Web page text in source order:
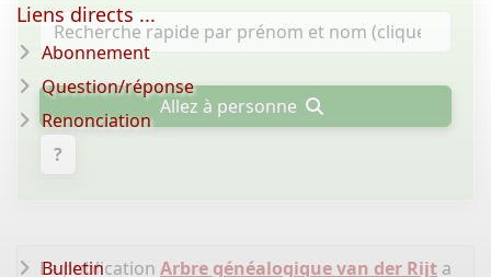
Allez à personne
?
La publication Arbre généalogique van der Rijt a
Liens directs ...
Abonnement
Question/réponse
Renonciation
Bulletin